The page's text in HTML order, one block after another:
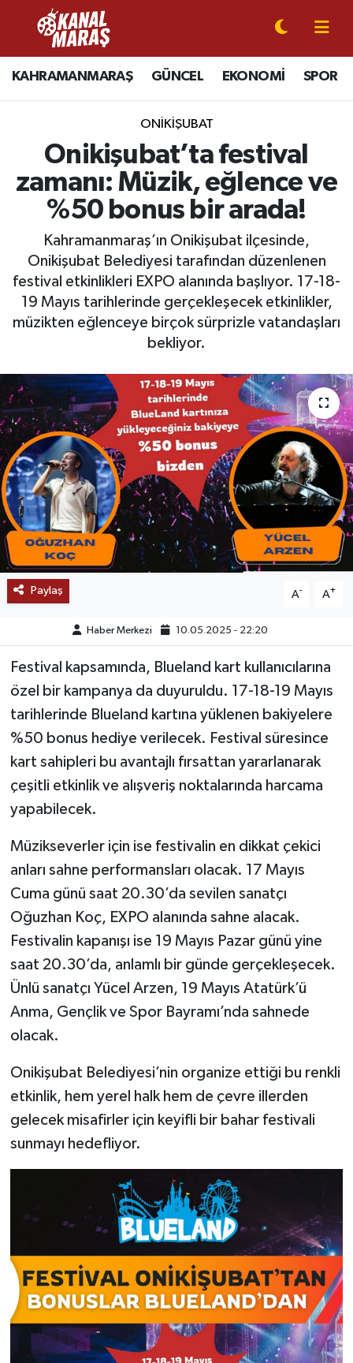
KAHRAMANMARAŞ GÜNCEL EKONOMİ SPOR
ONİKİŞUBAT
Onikişubat’ta festival
zamanı: Müzik, eğlence ve
%50 bonus bir arada!
Kahramanmaraş’ın Onikişubat ilçesinde,
Onikişubat Belediyesi tarafından düzenlenen
festival etkinlikleri EXPO alanında başlıyor. 17-18-
19 Mayıs tarihlerinde gerçekleşecek etkinlikler,
müzikten eğlenceye birçok sürprizle vatandaşları
bekliyor.
Paylaş A- A+
Haber Merkezi 10.05.2025 - 22:20
Festival kapsamında, Blueland kart kullanıcılarına
özel bir kampanya da duyuruldu. 17-18-19 Mayıs
tarihlerinde Blueland kartına yüklenen bakiyelere
%50 bonus hediye verilecek. Festival süresince
kart sahipleri bu avantajlı fırsattan yararlanarak
çeşitli etkinlik ve alışveriş noktalarında harcama
yapabilecek.
Müzikseverler için ise festivalin en dikkat çekici
anları sahne performansları olacak. 17 Mayıs
Cuma günü saat 20.30’da sevilen sanatçı
Oğuzhan Koç, EXPO alanında sahne alacak.
Festivalin kapanışı ise 19 Mayıs Pazar günü yine
saat 20.30’da, anlamlı bir günde gerçekleşecek.
Ünlü sanatçı Yücel Arzen, 19 Mayıs Atatürk’ü
Anma, Gençlik ve Spor Bayramı’nda sahnede
olacak.
Onikişubat Belediyesi’nin organize ettiği bu renkli
etkinlik, hem yerel halk hem de çevre illerden
gelecek misafirler için keyifli bir bahar festivali
sunmayı hedefliyor.
CANLI YAYIN
KAHRAMANMARAŞ
GÜNCEL
SPOR
SİYASET
EKONOMİ
GÜNDEM
SAĞLIK
EĞİTİM
BÖLGE
KEŞFET
POPÜLER
DÜNYA
TREND
MEDYA
OTOMOTİV
TEKNOLOJİ
YAŞAM
Kahramanmaraş Nöbetçi Eczaneler
Kahramanmaraş Hava Durumu
Kahramanmaraş Namaz Vakitleri
Kahramanmaraş Trafik Yoğunluk Haritası
Süper Lig Puan Durumu ve Fikstür
Tüm Manşetler
Son Dakika Haberleri